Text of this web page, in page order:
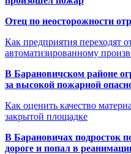
Отец по неосторожности
Как предприятия переходят
автоматизированному
В Барановичском районе
за высокой пожарной
Как оценить качество
закрытой площадке
В Барановичах подросток
дороге и попал в